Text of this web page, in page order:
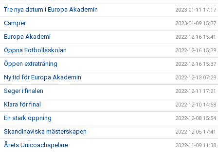
Tre nya datum i Europa Akademin 2023-01-11 17:17
Camper 2023-01-09 15:37
Europa Akademi 2022-12-16 15:41
Öppna Fotbollsskolan 2022-12-16 15:39
Öppen extraträning 2022-12-16 15:37
Ny tid för Europa Akademin 2022-12-13 07:29
Seger i finalen 2022-12-11 17:21
Klara för final 2022-12-10 14:58
En stark öppning 2022-12-08 15:54
Skandinaviska mästerskapen 2022-12-05 17:41
Årets Unicoachspelare 2022-11-09 11:38